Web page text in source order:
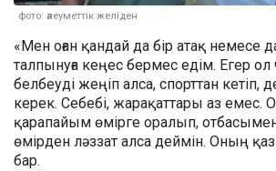
фото: әлеуметтік желіден
«Мен оған қандай да бір атақ немесе
талпынуға кеңес бермес едім. Егер
белбеуді жеңіп алса, спорттан
керек. Себебі, жарақаттары аз емес.
қарапайым өмірге оралып, отбасымен
өмірден ләззат алса деймін. Оның
бар.